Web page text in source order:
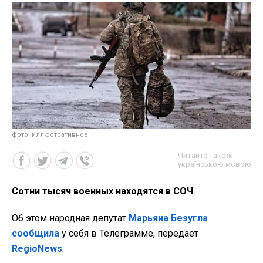
фото: иллюстративное
Читайте також
українською мовою
Сотни тысяч военных находятся в СОЧ
Об этом народная депутат Марьяна Безугла
сообщила у себя в Телеграмме, передает
RegioNews.